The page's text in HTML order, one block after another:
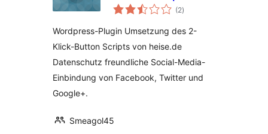
Plugin
(2total
ratings
)
Wordpress-Plugin Umsetzung des 2-
Klick-Button Scripts von heise.de
Datenschutz freundliche Social-Media-
Einbindung von Facebook, Twitter und
Google+.
Smeagol45